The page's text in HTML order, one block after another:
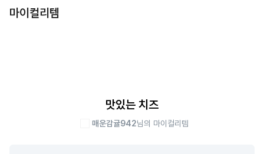
마이컬리템
맛있는 치즈
매운감귤942님의 마이컬리템